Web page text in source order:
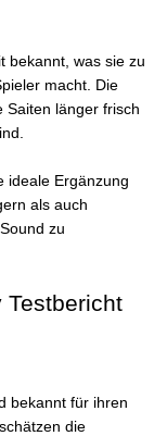
bekannt, was sie zu
macht. Die
Saiten länger frisch
ideale Ergänzung
als auch
zu
Testbericht
bekannt für ihren
die